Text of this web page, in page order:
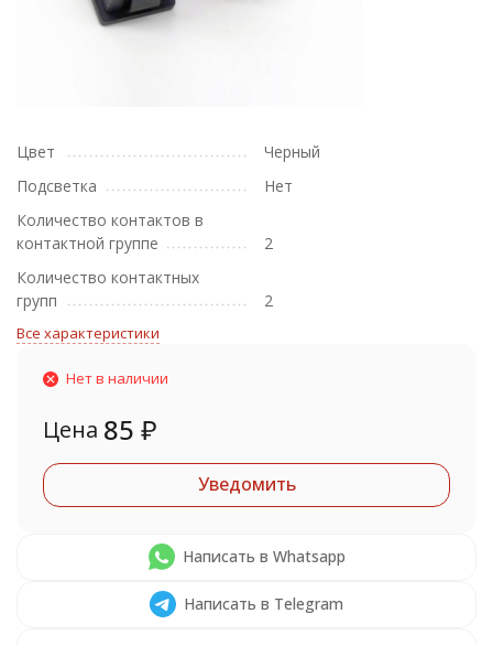
Цвет
Черный
Подсветка
Нет
Количество контактов в
контактной группе
2
Количество контактных
групп
2
Все характеристики
Нет в наличии
Цена 85 ₽
Уведомить
Написать в Whatsapp
Написать в Telegram